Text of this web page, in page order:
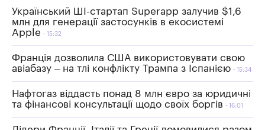
Український ШІ-стартап Superapp залучив $1,6
млн для генерації застосунків в екосистемі
Apple
15:32
Франція дозволила США використовувати свою
авіабазу – на тлі конфлікту Трампа з Іспанією
15:34
Нафтогаз віддасть понад 8 млн євро за юридичні
та фінансові консультації щодо своїх боргів
16:01